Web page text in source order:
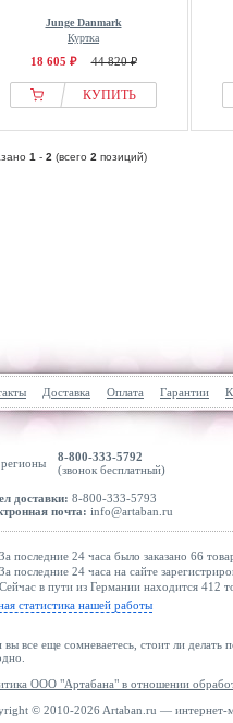
Junge Danmark
Куртка
18 605 ₽ 44 820 ₽
КУПИТЬ
1 - 2 (всего 2 позиций)
Доставка Оплата Гарантии
8-800-333-5792
(звонок бесплатный)
доставки: 8-800-333-5793
почта: info@artaban.ru
За последние 24 часа было заказано 66
За последние 24 часа на сайте
Сейчас в пути из Германии находится 412
статистика нашей работы
вы все еще сомневаетесь, стоит ли делать
ООО "Артабана" в отношении
© 2010-2026 Artaban.ru — интернет-